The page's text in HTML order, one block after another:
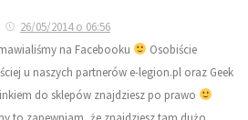
26/05/2014 o 06:56
na Facebooku
Osobiście
u naszych partnerów e-legion.pl oraz Geek
do sklepów znajdziesz po prawo